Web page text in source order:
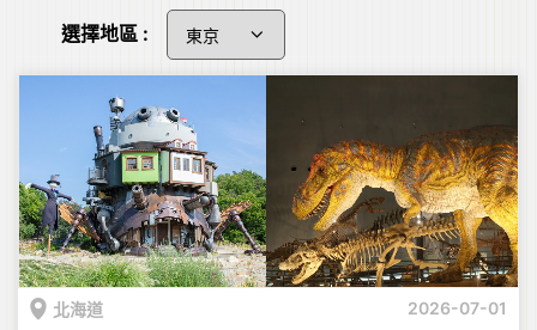
選擇地區 :
北海道 2026-07-01